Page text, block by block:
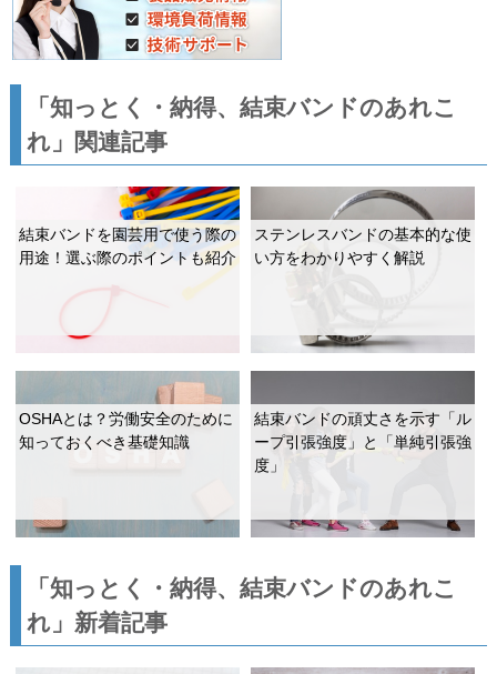
「知っとく・納得、結束バンドのあれこ
れ」関連記事
結束バンドを園芸用で使う際の
用途！選ぶ際のポイントも紹介
ステンレスバンドの基本的な使
い方をわかりやすく解説
OSHAとは？労働安全のために
知っておくべき基礎知識
結束バンドの頑丈さを示す「ル
ープ引張強度」と「単純引張強
度」
「知っとく・納得、結束バンドのあれこ
れ」新着記事